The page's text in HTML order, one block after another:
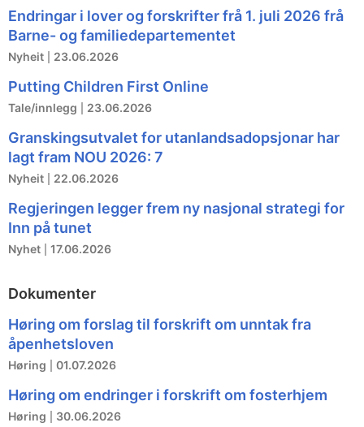
Endringar i lover og forskrifter frå 1. juli 2026 frå
Barne- og familiedepartementet
Nyheit 23.06.2026
Putting Children First Online
Tale/innlegg 23.06.2026
Granskingsutvalet for utanlandsadopsjonar har
lagt fram NOU 2026: 7
Nyheit 22.06.2026
Regjeringen legger frem ny nasjonal strategi for
Inn på tunet
Nyhet 17.06.2026
Dokumenter
Høring om forslag til forskrift om unntak fra
åpenhetsloven
Høring 01.07.2026
Høring om endringer i forskrift om fosterhjem
Høring 30.06.2026